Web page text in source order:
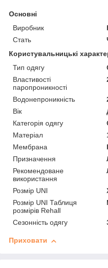
Основні
Виробник
Стать
Користувальницькі
Тип одягу
Властивості
паропроникності
Водонепроникність
Вік
Категорія одягу
Матеріал
Мембрана
Призначення
Рекомендоване
використання
Розмір UNI
Розмір UNI Таблиця
розмірів Rehall
Сезонність одягу
Приховати